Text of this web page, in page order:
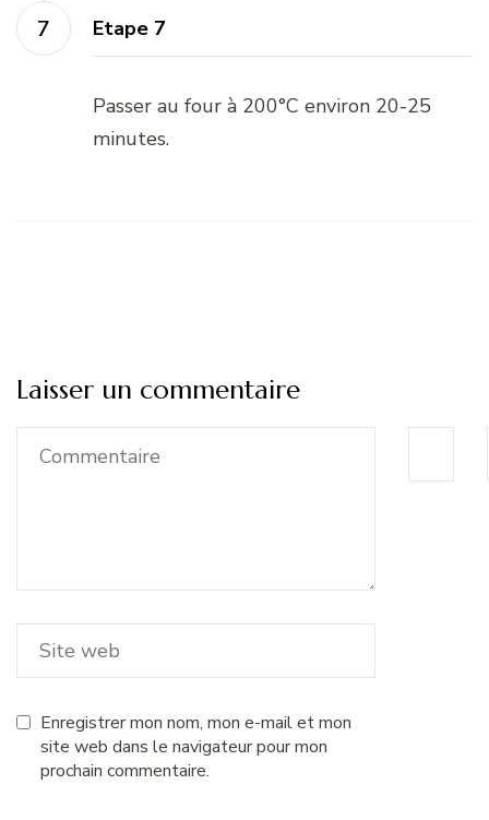
Etape 7
Passer au four à 200°C environ 20-25
minutes.
Laisser un commentaire
Enregistrer mon nom, mon e-mail et mon
site web dans le navigateur pour mon
prochain commentaire.